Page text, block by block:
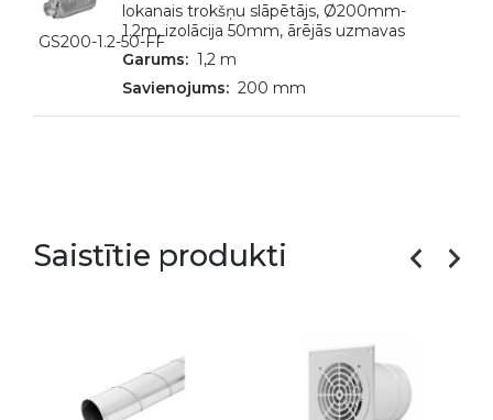
GS200-1.2-50-FF
lokanais trokšņu slāpētājs, Ø200mm-
1.2m, izolācija 50mm, ārējās uzmavas
1,2 m
200 mm
Saistītie produkti